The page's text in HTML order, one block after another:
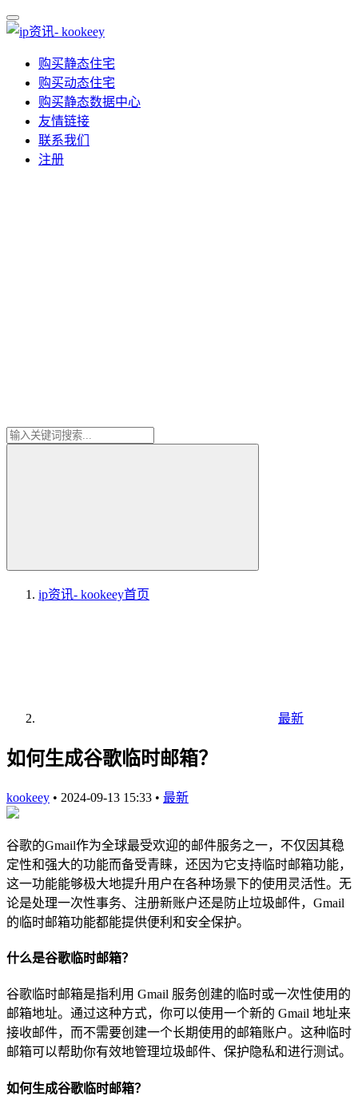
购买静态住宅
购买动态住宅
购买静态数据中心
友情链接
联系我们
注册
ip资讯- kookeey首页
最新
如何生成谷歌临时邮箱？
kookeey • 2024-09-13 15:33 • 最新
谷歌的Gmail作为全球最受欢迎的邮件服务之一，不仅因其稳
定性和强大的功能而备受青睐，还因为它支持临时邮箱功能，
这一功能能够极大地提升用户在各种场景下的使用灵活性。无
论是处理一次性事务、注册新账户还是防止垃圾邮件，Gmail
的临时邮箱功能都能提供便利和安全保护。
什么是谷歌临时邮箱？
谷歌临时邮箱是指利用 Gmail 服务创建的临时或一次性使用的
邮箱地址。通过这种方式，你可以使用一个新的 Gmail 地址来
接收邮件，而不需要创建一个长期使用的邮箱账户。这种临时
邮箱可以帮助你有效地管理垃圾邮件、保护隐私和进行测试。
如何生成谷歌临时邮箱？